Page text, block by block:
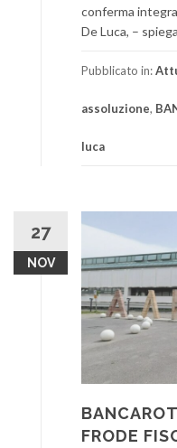
conferma
De Luca, –
Pubblicato in:
assoluzione,
luca
27
NOV
FRODE